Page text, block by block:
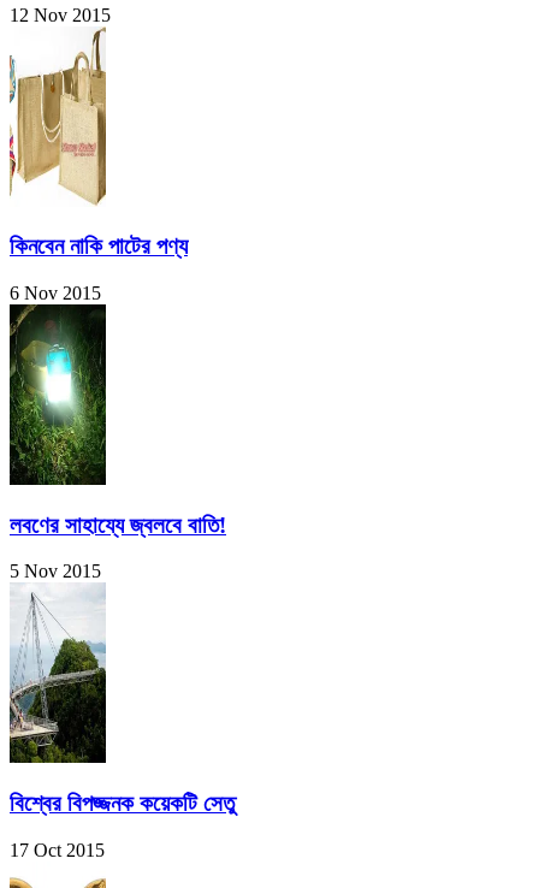
12 Nov 2015
কিনবেন নাকি পাটের পণ্য
6 Nov 2015
লবণের সাহায্যে জ্বলবে বাতি!
5 Nov 2015
বিশ্বের বিপজ্জনক কয়েকটি সেতু
17 Oct 2015